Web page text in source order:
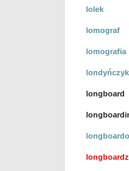
lolek
lomograf
lomografia
londyńczyk
longboard